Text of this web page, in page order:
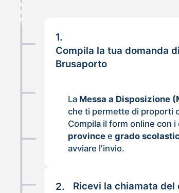
1.
Compila la tua domanda
Brusaporto
La Messa a Disposizione
che ti permette di proporti
Compila il form online con
province egrado
avviare l'invio.
2. Ricevi la chiamata